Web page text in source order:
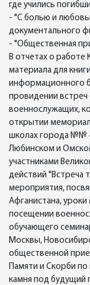
где учились
- "С болью и
документального
- "Общественная
В отчетах о
материала для
информационного
провидении встреч
военнослужащих,
открытии
школах города №№
Любинском и
участниками
действий "Встреча
мероприятия,
Афганистана, уроки
посещении
обучающего
Москвы,
общественной
Памяти и Скорби
камня под будущий